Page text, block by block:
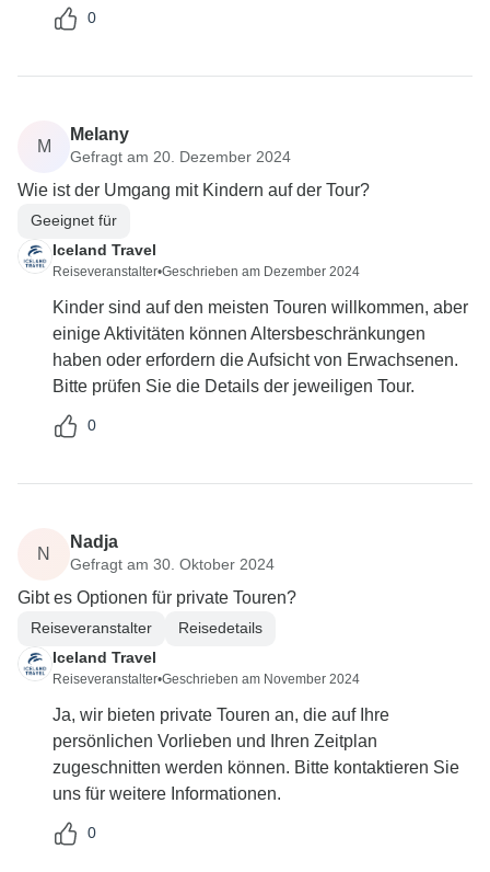
0
M
Melany
Gefragt am 20. Dezember 2024
Wie ist der Umgang mit Kindern auf der Tour?
Geeignet für
Iceland Travel
Reiseveranstalter•Geschrieben am Dezember 2024
Kinder sind auf den meisten Touren willkommen, aber
einige Aktivitäten können Altersbeschränkungen
haben oder erfordern die Aufsicht von Erwachsenen.
Bitte prüfen Sie die Details der jeweiligen Tour.
0
N
Nadja
Gefragt am 30. Oktober 2024
Gibt es Optionen für private Touren?
Reiseveranstalter
Reisedetails
Iceland Travel
Reiseveranstalter•Geschrieben am November 2024
Ja, wir bieten private Touren an, die auf Ihre
persönlichen Vorlieben und Ihren Zeitplan
zugeschnitten werden können. Bitte kontaktieren Sie
uns für weitere Informationen.
0